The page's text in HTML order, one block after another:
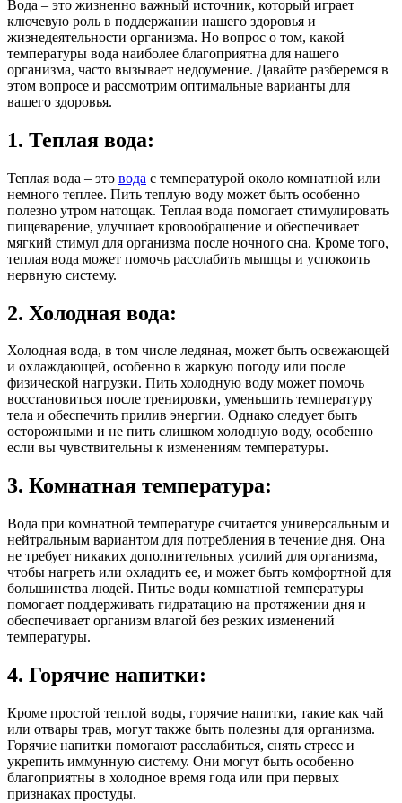
Вода – это жизненно важный источник, который играет
ключевую роль в поддержании нашего здоровья и
жизнедеятельности организма. Но вопрос о том, какой
температуры вода наиболее благоприятна для нашего
организма, часто вызывает недоумение. Давайте разберемся в
этом вопросе и рассмотрим оптимальные варианты для
вашего здоровья.
1. Теплая вода:
Теплая вода – это вода с температурой около комнатной или
немного теплее. Пить теплую воду может быть особенно
полезно утром натощак. Теплая вода помогает стимулировать
пищеварение, улучшает кровообращение и обеспечивает
мягкий стимул для организма после ночного сна. Кроме того,
теплая вода может помочь расслабить мышцы и успокоить
нервную систему.
2. Холодная вода:
Холодная вода, в том числе ледяная, может быть освежающей
и охлаждающей, особенно в жаркую погоду или после
физической нагрузки. Пить холодную воду может помочь
восстановиться после тренировки, уменьшить температуру
тела и обеспечить прилив энергии. Однако следует быть
осторожными и не пить слишком холодную воду, особенно
если вы чувствительны к изменениям температуры.
3. Комнатная температура:
Вода при комнатной температуре считается универсальным и
нейтральным вариантом для потребления в течение дня. Она
не требует никаких дополнительных усилий для организма,
чтобы нагреть или охладить ее, и может быть комфортной для
большинства людей. Питье воды комнатной температуры
помогает поддерживать гидратацию на протяжении дня и
обеспечивает организм влагой без резких изменений
температуры.
4. Горячие напитки:
Кроме простой теплой воды, горячие напитки, такие как чай
или отвары трав, могут также быть полезны для организма.
Горячие напитки помогают расслабиться, снять стресс и
укрепить иммунную систему. Они могут быть особенно
благоприятны в холодное время года или при первых
признаках простуды.